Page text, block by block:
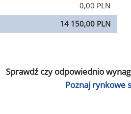
0,00 PLN
14 150,00 PLN
Sprawdź czy odpowiednio
Poznaj rynkowe